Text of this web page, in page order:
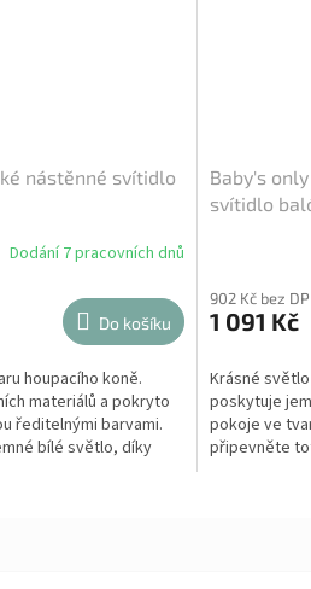
nástěnné svítidlo
Dodání 7 pracovních dnů
Do košíku
houpacího koně.
materiálů a pokryto
ředitelnými barvami.
bílé světlo, díky
Baby's
svítidlo
produktu
je
z
5
hvězdiček.
902 Kč bez
1 091 Kč
Krásné
poskytuje
pokoje ve
připevněte